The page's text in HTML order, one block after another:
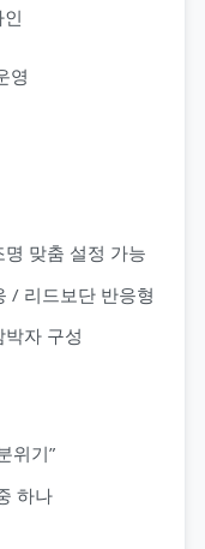
영
명 맞춤 설정 가능
/ 리드보단 반응형
자 구성
위기”
하나